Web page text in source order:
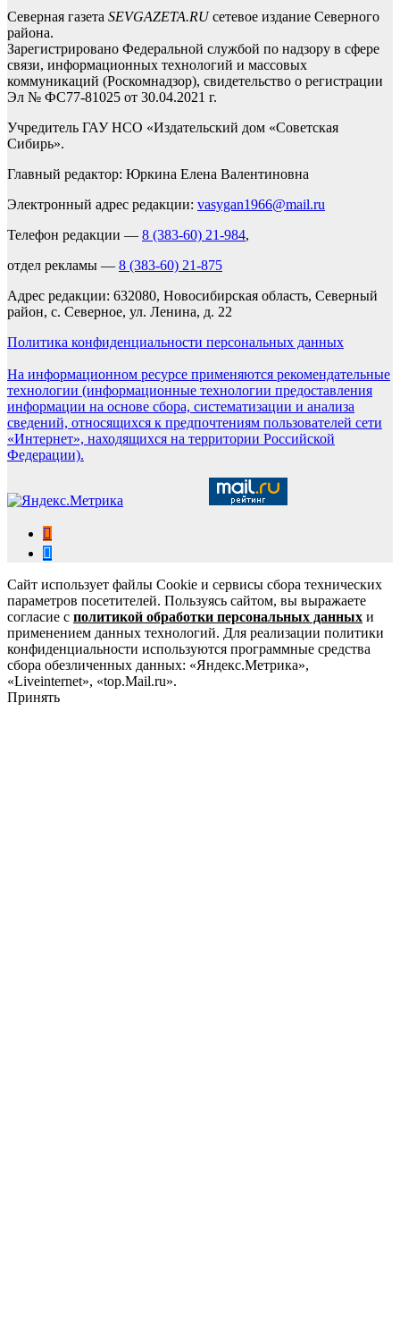
Северная газета SEVGAZETA.RUсетевое издание Северного
района.
Зарегистрировано Федеральной службой по надзору в сфере
связи, информационных технологий и массовых
коммуникаций (Роскомнадзор), свидетельство о регистрации
Эл № ФС77-81025 от 30.04.2021 г.
Учредитель ГАУ НСО «Издательский дом «Советская
Сибирь».
Главный редактор: Юркина Елена Валентиновна
Электронный адрес редакции: vasygan1966@mail.ru
Телефон редакции — 8 (383-60) 21-984,
отдел рекламы — 8 (383-60) 21-875
Адрес редакции: 632080, Новосибирская область, Северный
район, с. Северное, ул. Ленина, д. 22
Политика конфиденциальности персональных данных
На информационном ресурсе применяются рекомендательные
технологии (информационные технологии предоставления
информации на основе сбора, систематизации и анализа
сведений, относящихся к предпочтениям пользователей сети
«Интернет», находящихся на территории Российской
Федерации).
Сайт использует файлы Cookie и сервисы сбора технических
параметров посетителей. Пользуясь сайтом, вы выражаете
согласие с политикой обработки персональных данных и
применением данных технологий. Для реализации политики
конфиденциальности используются программные средства
сбора обезличенных данных: «Яндекс.Метрика»,
«Liveinternet», «top.Mail.ru».
Принять